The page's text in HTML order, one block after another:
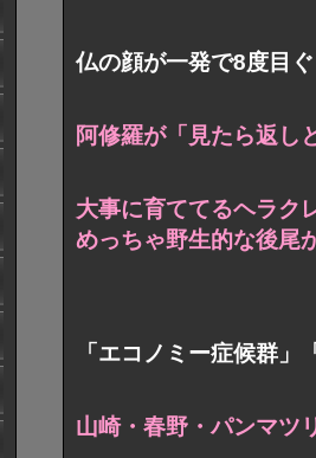
仏の顔が一発で8度目
阿修羅が「見たら返し
大事に育ててるヘラク
めっちゃ野生的な後
「エコノミー症候群
山崎・春野・パンマ